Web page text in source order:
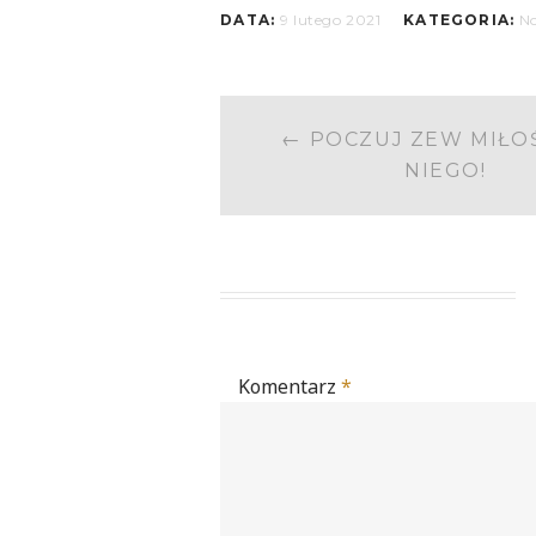
DATA: 9 lutego 2021 KATEGORIA:
POST
NAVIGATION
←
POCZUJ ZEW
NIEGO!
Komentarz*